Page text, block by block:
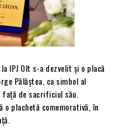
IPJ Olt s-a dezvelit și o placă
Pălăștea, ca simbol al
de sacrificiul său.
plachetă comemorativă, în